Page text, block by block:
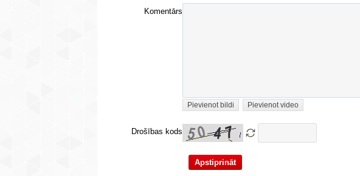
Komentārs
Pievienot bildi Pievienot video
Drošības kods